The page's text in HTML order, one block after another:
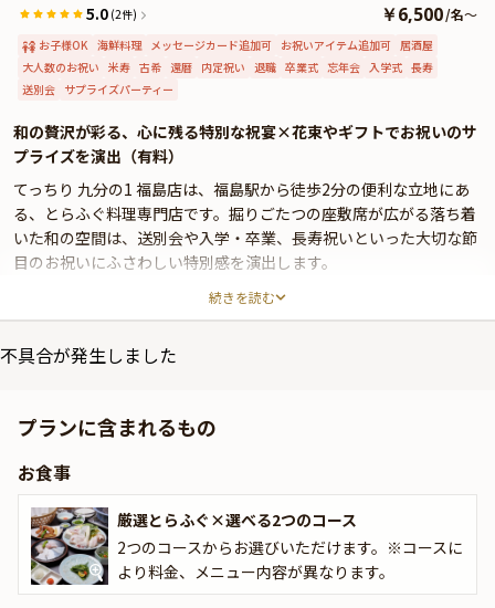
5.0 (2件) ￥6,500/名～
お子様OK 海鮮料理 メッセージカード追加可 お祝いアイテム追加可 居酒屋
大人数のお祝い 米寿 古希 還暦 内定祝い 退職 卒業式 忘年会 入学式 長寿
送別会 サプライズパーティー
和の贅沢が彩る、心に残る特別な祝宴×花束やギフトでお祝いのサ
プライズを演出（有料）
てっちり 九分の1 福島店は、福島駅から徒歩2分の便利な立地にあ
る、とらふぐ料理専門店です。掘りごたつの座敷席が広がる落ち着
いた和の空間は、送別会や入学・卒業、長寿祝いといった大切な節
目のお祝いにふさわしい特別感を演出します。
さらに、メニュー内容に応じた2つのコースをご用意しております
っさ」、香ばしい「唐揚げ」、旨味たっぷりの「てっちり鍋」、ふ
なひとときをお届けします。
②全7品【きわみ】コース
厳選された新鮮なとらふぐを堪能できる全7品の豪華コースです。
「ゆびき」や「てっさ」、ジューシーな「唐揚げ」、香ばしい「焼
きふぐ」、ふぐの旨味を堪能できる「てっちり鍋」、出汁が香る
続きを読む
不具合が発生しました
プランに含まれるもの
お食事
厳選とらふぐ×選べる2つのコース
2つのコースからお選びいただけます。※コースに
より料金、メニュー内容が異なります。